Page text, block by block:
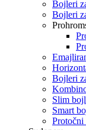
Bojleri
Bojleri
Bojleri
Slim
Smart
Protočni